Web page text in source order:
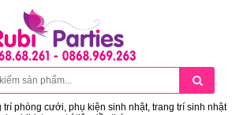
trí phòng cưới, phụ kiện sinh nhật, trang trí sinh nhật